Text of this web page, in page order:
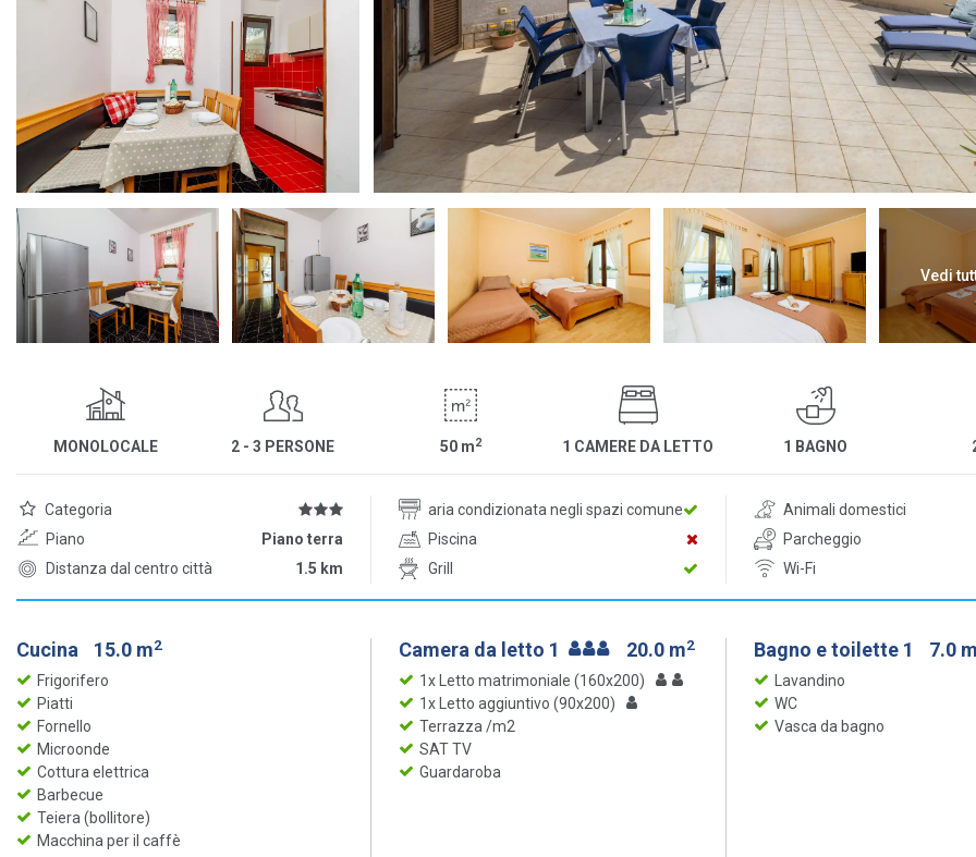
Vedi
MONOLOCALE 2 - 3 PERSONE 50 m2 1 CAMERE DA LETTO 1 BAGNO
Categoria aria condizionata negli spazi comune
Animali domestici
Piano
Piano terra Piscina
Parcheggio
Distanza dal centro città
1.5 km Grill Wi-Fi
Cucina 15.0 m2
Frigorifero
Piatti
Fornello
Microonde
Cottura elettrica
Barbecue
Teiera (bollitore)
Macchina per il caffè
Camera da letto 1 20.0 m2
1x Letto matrimoniale (160x200)
1x Letto aggiuntivo (90x200)
Terrazza /m2
SAT TV
Guardaroba
Bagno e toilette 1 7.0 m
Lavandino
WC
Vasca da bagno